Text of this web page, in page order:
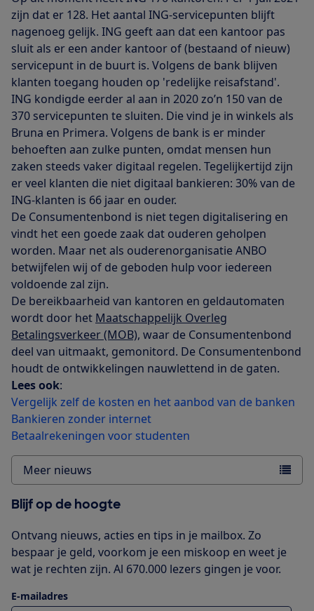
zijn dat er 128. Het aantal ING-servicepunten blijft
nagenoeg gelijk. ING geeft aan dat een kantoor pas
sluit als er een ander kantoor of (bestaand of nieuw)
servicepunt in de buurt is. Volgens de bank blijven
klanten toegang houden op 'redelijke reisafstand'.
ING kondigde eerder al aan in 2020 zo’n 150 van de
370 servicepunten te sluiten. Die vind je in winkels als
Bruna en Primera. Volgens de bank is er minder
behoeften aan zulke punten, omdat mensen hun
zaken steeds vaker digitaal regelen. Tegelijkertijd zijn
er veel klanten die niet digitaal bankieren: 30% van de
ING-klanten is 66 jaar en ouder.
De Consumentenbond is niet tegen digitalisering en
vindt het een goede zaak dat ouderen geholpen
worden. Maar net als ouderenorganisatie ANBO
betwijfelen wij of de geboden hulp voor iedereen
voldoende zal zijn.
De bereikbaarheid van kantoren en geldautomaten
wordt door het Maatschappelijk Overleg
Betalingsverkeer (MOB), waar de Consumentenbond
deel van uitmaakt, gemonitord. De Consumentenbond
houdt de ontwikkelingen nauwlettend in de gaten.
Lees ook:
Vergelijk zelf de kosten en het aanbod van de banken
Bankieren zonder internet
Betaalrekeningen voor studenten
Meer nieuws
Blijf op de hoogte
Ontvang nieuws, acties en tips in je mailbox. Zo
bespaar je geld, voorkom je een miskoop en weet je
wat je rechten zijn. Al 670.000 lezers gingen je voor.
E-mailadres